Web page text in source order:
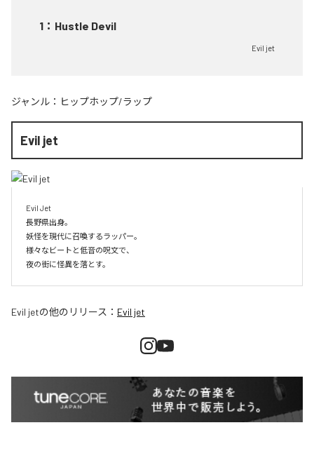
1 ： Hustle Devil
Evil jet
ジャンル： ヒップホップ/ラップ
Evil jet
Evil Jet
長野県出身。
妖怪を現代に召喚するラッパー。
様々なビートと低音の呪文で、
夜の街に怪異を落とす。
Evil jetの他のリリース： Evil jet